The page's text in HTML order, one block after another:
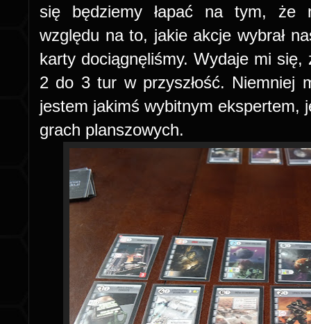
się będziemy łapać na tym, że
względu na to, jakie akcje wybrał
karty dociągnęliśmy. Wydaje mi
2 do 3 tur w przyszłość. Niemniej
jestem jakimś wybitnym ekspertem,
grach planszowych.